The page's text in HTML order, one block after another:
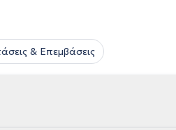
& Επεμβάσεις